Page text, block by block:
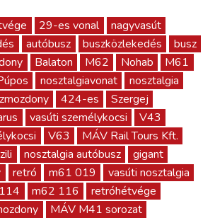
29-es vonal
nagyvasút
autóbusz buszközlekedés
busz
Balaton M62 Nohab
M61
nosztalgiavonat
nosztalgia
424-es
Szergej
vasúti személykocsi
V43
V63
MÁV Rail Tours Kft.
nosztalgia autóbusz
gigant
retró m61 019
vasúti nosztalgia
m62 116
retróhétvége
MÁV M41 sorozat